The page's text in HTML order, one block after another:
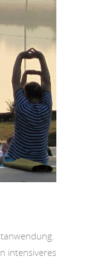
intensiveres